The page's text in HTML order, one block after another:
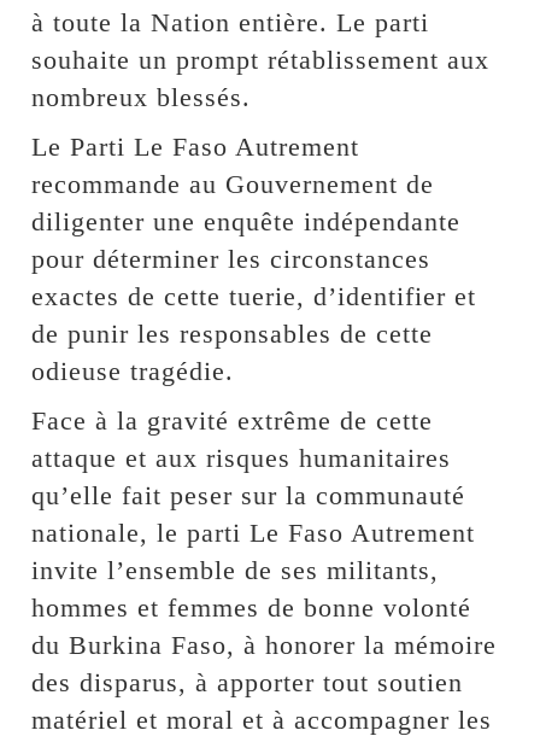
à toute la Nation entière. Le parti
souhaite un prompt rétablissement aux
nombreux blessés.
Le Parti Le Faso Autrement
recommande au Gouvernement de
diligenter une enquête indépendante
pour déterminer les circonstances
exactes de cette tuerie, d’identifier et
de punir les responsables de cette
odieuse tragédie.
Face à la gravité extrême de cette
attaque et aux risques humanitaires
qu’elle fait peser sur la communauté
nationale, le parti Le Faso Autrement
invite l’ensemble de ses militants,
hommes et femmes de bonne volonté
du Burkina Faso, à honorer la mémoire
des disparus, à apporter tout soutien
matériel et moral et à accompagner les